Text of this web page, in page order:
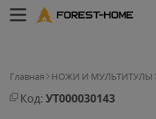
Главная НОЖИ И МУЛЬТИТУЛЫ
Код: УТ000030143